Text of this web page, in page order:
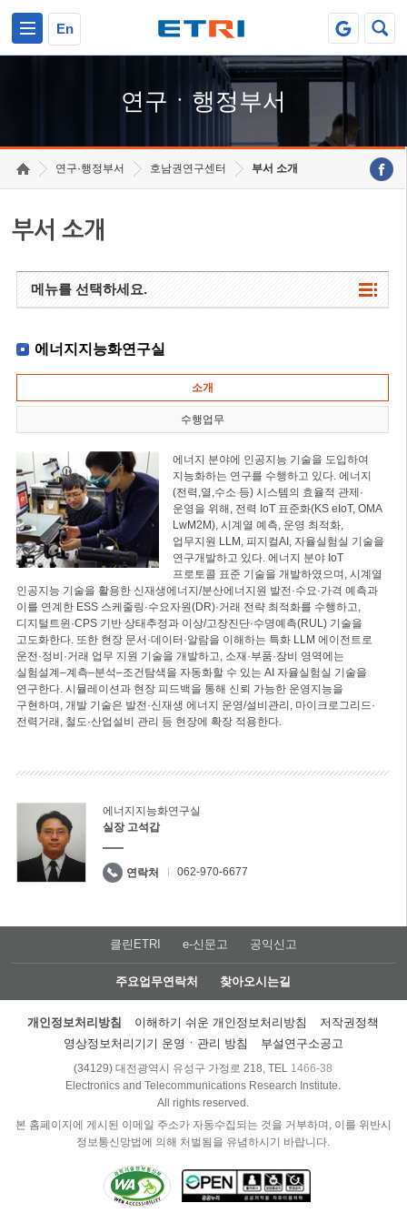
En
연구ㆍ행정부서
연구·행정부서 호남권연구센터 부서 소개
부서 소개
메뉴를 선택하세요.
에너지지능화연구실
소개
수행업무
에너지 분야에 인공지능 기술을 도입하여
지능화하는 연구를 수행하고 있다. 에너지
(전력,열,수소 등) 시스템의 효율적 관제·
운영을 위해, 전력 IoT 표준화(KS eIoT, OMA
LwM2M), 시계열 예측, 운영 최적화,
업무지원 LLM, 피지컬AI, 자율실험실 기술을
연구개발하고 있다. 에너지 분야 IoT
프로토콜 표준 기술을 개발하였으며, 시계열
인공지능 기술을 활용한 신재생에너지/분산에너지원 발전·수요·가격 예측과
이를 연계한 ESS 스케줄링·수요자원(DR)·거래 전략 최적화를 수행하고,
디지털트윈·CPS 기반 상태추정과 이상/고장진단·수명예측(RUL) 기술을
고도화한다. 또한 현장 문서·데이터·알람을 이해하는 특화 LLM 에이전트로
운전·정비·거래 업무 지원 기술을 개발하고, 소재·부품·장비 영역에는
실험설계–계측–분석–조건탐색을 자동화할 수 있는 AI 자율실험실 기술을
연구한다. 시뮬레이션과 현장 피드백을 통해 신뢰 가능한 운영지능을
구현하며, 개발 기술은 발전·신재생 에너지 운영/설비관리, 마이크로그리드·
전력거래, 철도·산업설비 관리 등 현장에 확장 적용한다.
에너지지능화연구실
실장 고석갑
연락처 062-970-6677
클린ETRI e-신문고 공익신고
주요업무연락처 찾아오시는길
개인정보처리방침 이해하기 쉬운 개인정보처리방침
저작권정책
영상정보처리기기 운영ㆍ관리 방침
부설연구소공고
(34129) 대전광역시 유성구 가정로 218, TEL 1466-38
Electronics and Telecommunications Research Institute.
All rights reserved.
본 홈페이지에 게시된 이메일 주소가 자동수집되는 것을 거부하며, 이를 위반시
정보통신망법에 의해 처벌됨을 유념하시기 바랍니다.